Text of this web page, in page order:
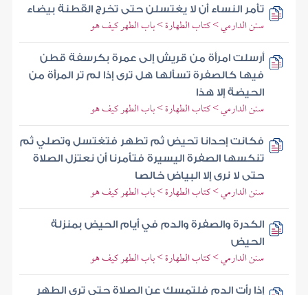
تأمر النساء أن لا يغتسلن حتى تخرج القطنة بيضاء
سنن الدارمي > كتاب الطهارة > باب الطهر كيف هو
أرسلت امرأة من قريش إلى عمرة بكرسفة قطن
فيها كالصفرة تسألها هل ترى إذا لم تر المرأة من
الحيضة إلا هذا
سنن الدارمي > كتاب الطهارة > باب الطهر كيف هو
فكانت إحدانا تحيض ثم تطهر فتغتسل وتصلي ثم
تنكسها الصفرة اليسيرة فتأمرنا أن نعتزل الصلاة
حتى لا نرى إلا البياض خالصا
سنن الدارمي > كتاب الطهارة > باب الطهر كيف هو
الكدرة والصفرة والدم في أيام الحيض بمنزلة
الحيض
سنن الدارمي > كتاب الطهارة > باب الطهر كيف هو
إذا رأت الدم فلتمسك عن الصلاة حتى ترى الطهر